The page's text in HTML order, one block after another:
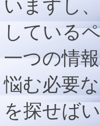
いますし
している
一つの情
悩む必要
を探せば